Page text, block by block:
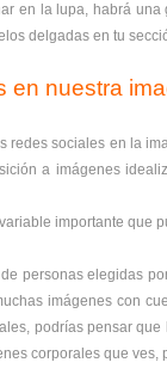
en la lupa, habrá
delgadas en tu
en nuestra
redes sociales en la
a imágenes
importante que
personas elegidas
imágenes con
podrías pensar
corporales que ves,